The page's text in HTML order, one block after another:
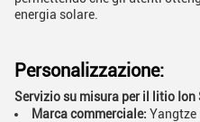
energia solare.
Personalizzazione:
Servizio su misura per il litio Ion
Marca commerciale: Yangtze